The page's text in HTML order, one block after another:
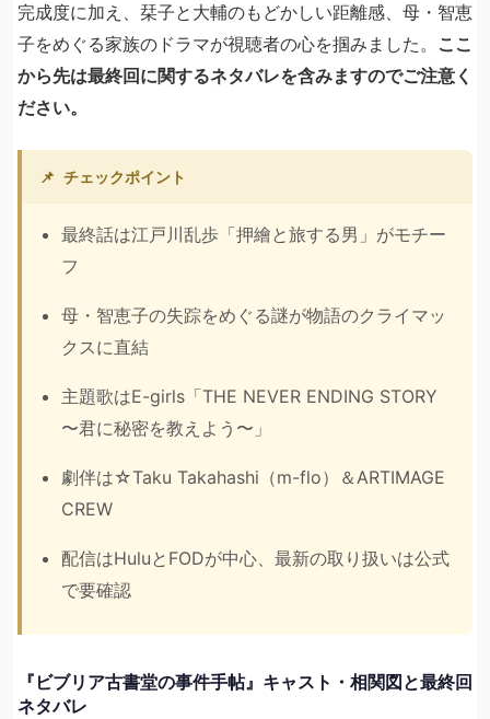
完成度に加え、栞子と大輔のもどかしい距離感、母・智恵
子をめぐる家族のドラマが視聴者の心を掴みました。 ここ
から先は最終回に関するネタバレを含みますのでご注意く
ださい。
📌 チェックポイント
最終話は江戸川乱歩「押繪と旅する男」がモチー
フ
母・智恵子の失踪をめぐる謎が物語のクライマッ
クスに直結
主題歌はE-girls「THE NEVER ENDING STORY
〜君に秘密を教えよう〜」
劇伴は☆Taku Takahashi（m-flo）＆ARTIMAGE
CREW
配信はHuluとFODが中心、最新の取り扱いは公式
で要確認
『ビブリア古書堂の事件手帖』キャスト・相関図と最終回
ネタバレ